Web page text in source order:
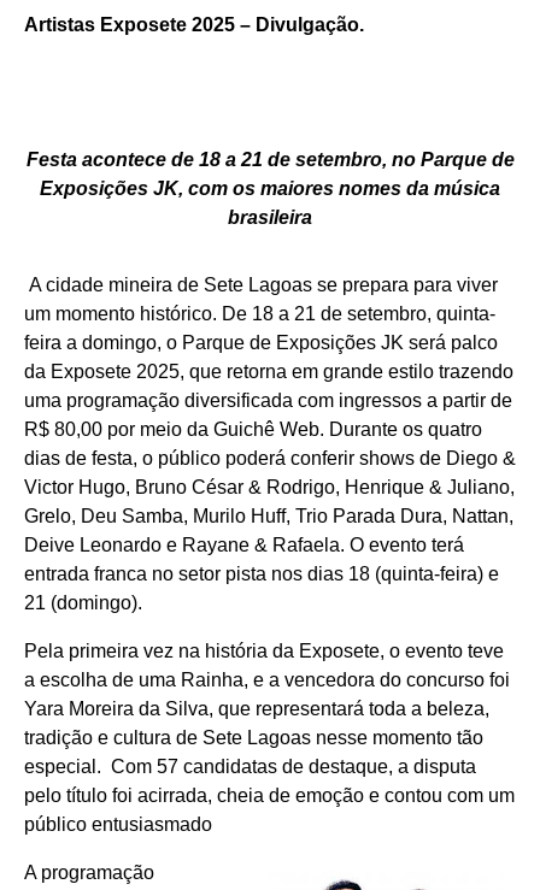
Artistas Exposete 2025 – Divulgação.
Festa acontece de 18 a 21 de setembro, no Parque de
Exposições JK, com os maiores nomes da música
brasileira
A cidade mineira de Sete Lagoas se prepara para viver
um momento histórico. De 18 a 21 de setembro, quinta-
feira a domingo, o Parque de Exposições JK será palco
da Exposete 2025, que retorna em grande estilo trazendo
uma programação diversificada com ingressos a partir de
R$ 80,00 por meio da Guichê Web. Durante os quatro
dias de festa, o público poderá conferir shows de Diego &
Victor Hugo, Bruno César & Rodrigo, Henrique & Juliano,
Grelo, Deu Samba, Murilo Huff, Trio Parada Dura, Nattan,
Deive Leonardo e Rayane & Rafaela. O evento terá
entrada franca no setor pista nos dias 18 (quinta-feira) e
21 (domingo).
Pela primeira vez na história da Exposete, o evento teve
a escolha de uma Rainha, e a vencedora do concurso foi
Yara Moreira da Silva, que representará toda a beleza,
tradição e cultura de Sete Lagoas nesse momento tão
especial. Com 57 candidatas de destaque, a disputa
pelo título foi acirrada, cheia de emoção e contou com um
público entusiasmado
A programação